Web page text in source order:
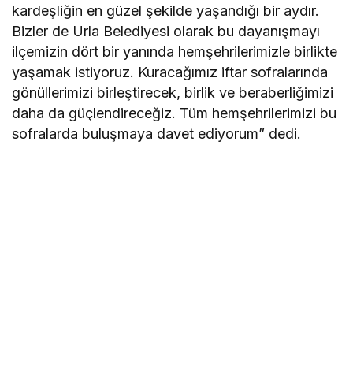
kardeşliğin en güzel şekilde yaşandığı bir aydır.
Bizler de Urla Belediyesi olarak bu dayanışmayı
ilçemizin dört bir yanında hemşehrilerimizle birlikte
yaşamak istiyoruz. Kuracağımız iftar sofralarında
gönüllerimizi birleştirecek, birlik ve beraberliğimizi
daha da güçlendireceğiz. Tüm hemşehrilerimizi bu
sofralarda buluşmaya davet ediyorum” dedi.